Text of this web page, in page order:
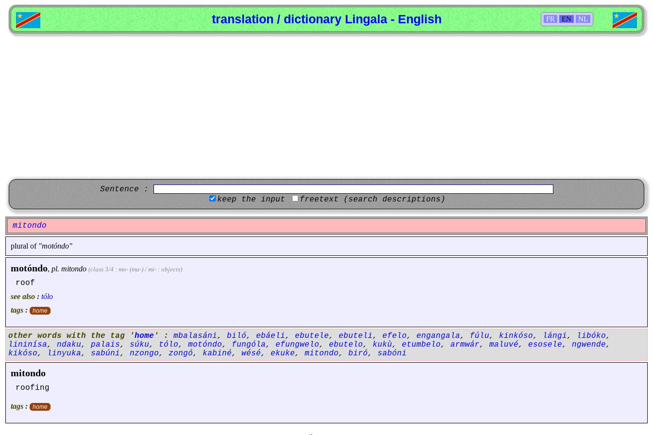
FR EN NL
translation / dictionary Lingala - English
Sentence :
keep the input
freetext (search descriptions)
mitondo
plural of "motóndo"
motóndo, pl. mitondo (class 3/4 : mo- (mu-) / mi- : objects)
roof
see also : tólo
tags :
home
other words with the tag 'home ' : mbalasáni, biló, ebáeli, ebutele, ebuteli, efelo, engangala, fúlu, kinkóso, lángi, libóko,
lininísa, ndaku, palais, súku, tólo, motóndo, fungóla, efungwelo, ebutelo, kukù, etumbelo, armwár, maluvé, esosele, ngwende,
kikóso, linyuka, sabúni, nzongo, zongó, kabiné, wésé, ekuke, mitondo, biró, sabóni
mitondo
roofing
tags : home